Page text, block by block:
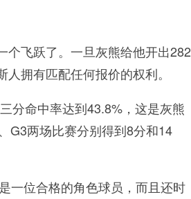
个飞跃了。一旦灰熊给他开出282
拥有匹配任何报价的权利。
分命中率达到43.8%，这是灰熊
G3两场比赛分别得到8分和14
一位合格的角色球员，而且还时